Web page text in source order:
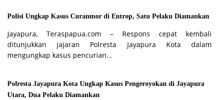
Polisi Ungkap Kasus Curanmor di Entrop, Satu Pelaku Diamankan
Jayapura, Teraspapua.com – Respons cepat kembali
ditunjukkan jajaran Polresta Jayapura Kota dalam
mengungkap kasus pencurian…
Polresta Jayapura Kota Ungkap Kasus Pengeroyokan di Jayapura
Utara, Dua Pelaku Diamankan